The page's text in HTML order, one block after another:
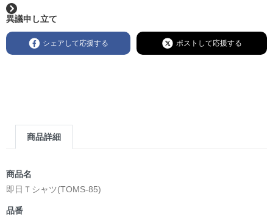
異議申し立て
シェアして応援する ポストして応援する
商品詳細
商品名
即日Ｔシャツ(TOMS-85)
品番